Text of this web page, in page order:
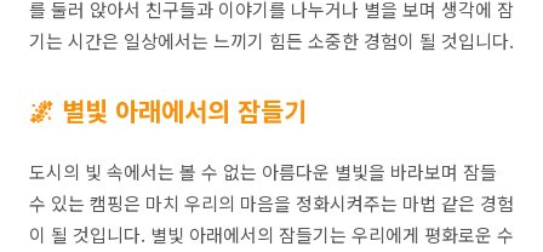
를 둘러 앉아서 친구들과 이야기를 나누거나 별을 보며 생각에 잠
기는 시간은 일상에서는 느끼기 힘든 소중한 경험이 될 것입니다.
🌌 별빛 아래에서의 잠들기
도시의 빛 속에서는 볼 수 없는 아름다운 별빛을 바라보며 잠들
수 있는 캠핑은 마치 우리의 마음을 정화시켜주는 마법 같은 경험
이 될 것입니다. 별빛 아래에서의 잠들기는 우리에게 평화로운 수